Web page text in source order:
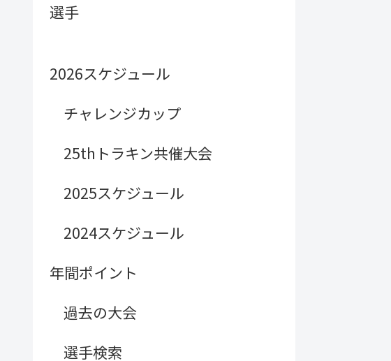
選手
2026スケジュール
チャレンジカップ
25thトラキン共催大会
2025スケジュール
2024スケジュール
年間ポイント
過去の大会
選手検索